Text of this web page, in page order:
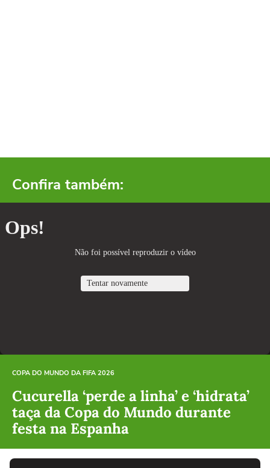
Confira também:
COPA DO MUNDO DA FIFA 2026
Cucurella ‘perde a linha’ e ‘hidrata’
taça da Copa do Mundo durante
festa na Espanha